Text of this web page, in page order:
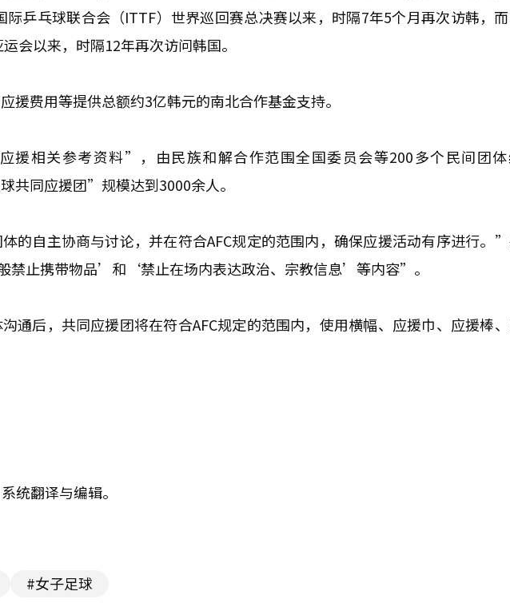
际乒乓球联合会（ITTF）世界巡回赛总决赛以来，时隔7年5个月再次访韩，
会以来，时隔12年再次访问韩国。
援费用等提供总额约3亿韩元的南北合作基金支持。
援相关参考资料”，由民族和解合作范围全国委员会等200多个民间团体
共同应援团”规模达到3000余人。
的自主协商与讨论，并在符合AFC规定的范围内，确保应援活动有序进行。
禁止携带物品’和‘禁止在场内表达政治、宗教信息’等内容”。
通后，共同应援团将在符合AFC规定的范围内，使用横幅、应援巾、应援棒
统翻译与编辑。
#女子足球